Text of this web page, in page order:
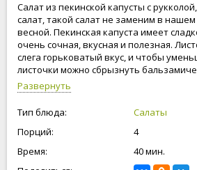
Салат из пекинской капусты с
салат, такой салат не заменим в
весной. Пекинская капуста имеет
очень сочная, вкусная и полезная.
слега горьковатый вкус, и чтобы
листочки можно сбрызнуть
оливковым маслом. Бальзамический
винным или яблочным уксусом. Ешьте
Развернуть
Тип блюда:
Салаты
Порций:
4
Время:
40 мин.